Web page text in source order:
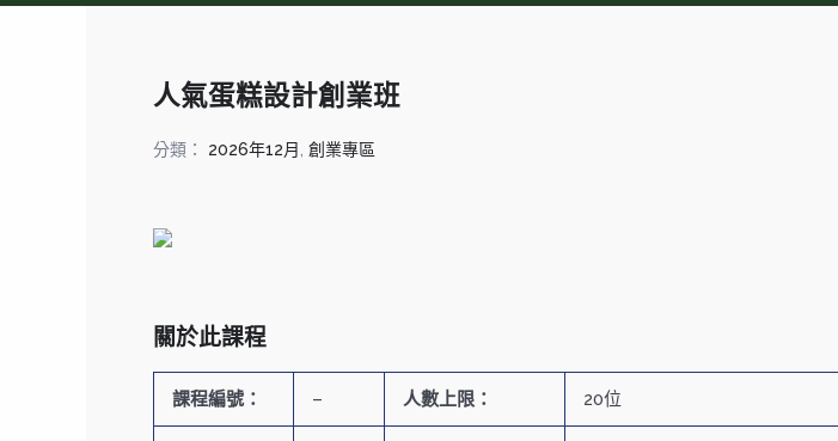
人氣蛋糕設計創業班
分類： 2026年12月 ,創業專區
關於此課程
課程編號： – 人數上限： 20位